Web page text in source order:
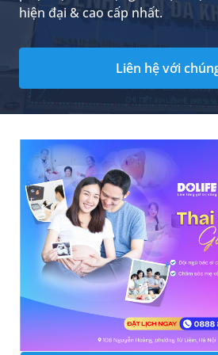
hiện đại & cao cấp nhất.
Liên hệ với